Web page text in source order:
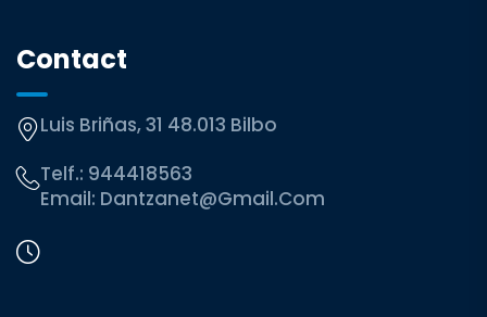
Contact
Luis Briñas, 31 48.013 Bilbo
Telf.: 944418563
Email: Dantzanet@gmail.com